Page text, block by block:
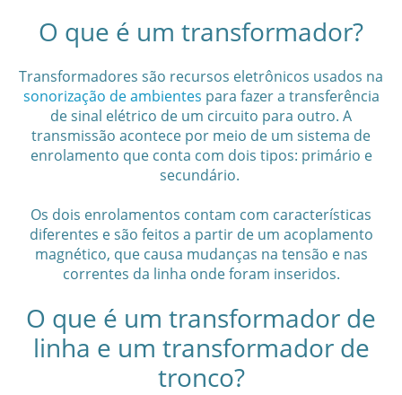
O que é um transformador?
Transformadores são recursos eletrônicos usados na
sonorização de ambientes para fazer a transferência
de sinal elétrico de um circuito para outro. A
transmissão acontece por meio de um sistema de
enrolamento que conta com dois tipos: primário e
secundário.
Os dois enrolamentos contam com características
diferentes e são feitos a partir de um acoplamento
magnético, que causa mudanças na tensão e nas
correntes da linha onde foram inseridos.
O que é um transformador de
linha e um transformador de
tronco?